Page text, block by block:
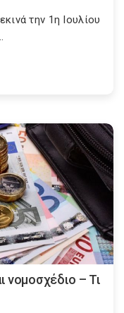
την 1η Ιουλίου
νομοσχέδιο – Τι